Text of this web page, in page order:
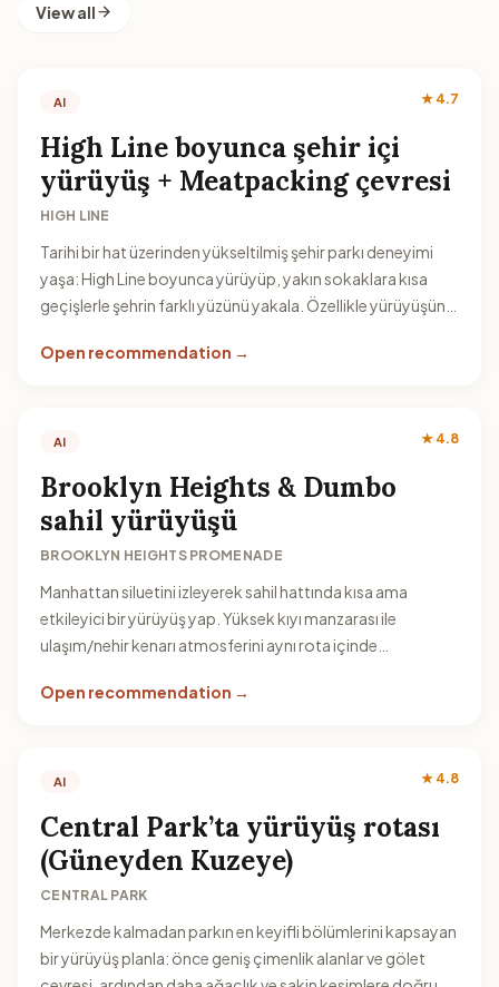
View all
AI ★ 4.7
High Line boyunca şehir içi
yürüyüş + Meatpacking çevresi
HIGH LINE
Tarihi bir hat üzerinden yükseltilmiş şehir parkı deneyimi
yaşa: High Line boyunca yürüyüp, yakın sokaklara kısa
geçişlerle şehrin farklı yüzünü yakala. Özellikle yürüyüşün
Open recommendation →
AI ★ 4.8
Brooklyn Heights & Dumbo
sahil yürüyüşü
BROOKLYN HEIGHTS PROMENADE
Manhattan siluetini izleyerek sahil hattında kısa ama
etkileyici bir yürüyüş yap. Yüksek kıyı manzarası ile
ulaşım/nehir kenarı atmosferini aynı rota içinde
Open recommendation →
AI ★ 4.8
Central Park’ta yürüyüş rotası
(Güneyden Kuzeye)
CENTRAL PARK
Merkezde kalmadan parkın en keyifli bölümlerini kapsayan
bir yürüyüş planla: önce geniş çimenlik alanlar ve gölet